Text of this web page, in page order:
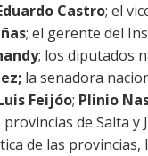
Castro; el
; el gerente del
; los diputados
la senadora
Feijóo; Plinio
de Salta
de las